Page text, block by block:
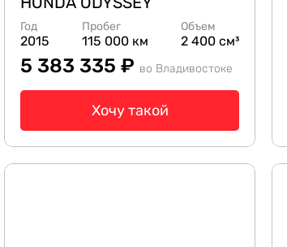
Год
2015
Пробег
115 000 км
Объем
2 400 см³
5 383 335 ₽ во Владивостоке
Хочу такой